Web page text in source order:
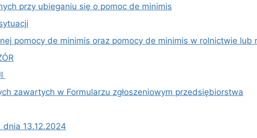
przy ubieganiu się o pomoc de minimis
pomocy de minimis oraz pomocy de minimis w rolnictwie lub
zawartych w Formularzu zgłoszeniowym przedsiębiorstwa
dnia 13.12.2024